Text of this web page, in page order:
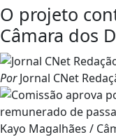
O projeto
Câmara dos
PorJornal CNet
Kayo Magalhães /